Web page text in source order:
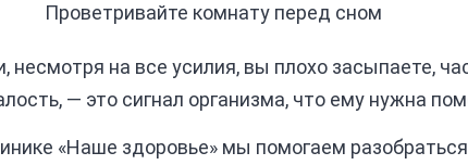
Проветривайте комнату перед сном
несмотря на все усилия, вы плохо засыпаете,
— это сигнал организма, что ему нужна
«Наше здоровье» мы помогаем